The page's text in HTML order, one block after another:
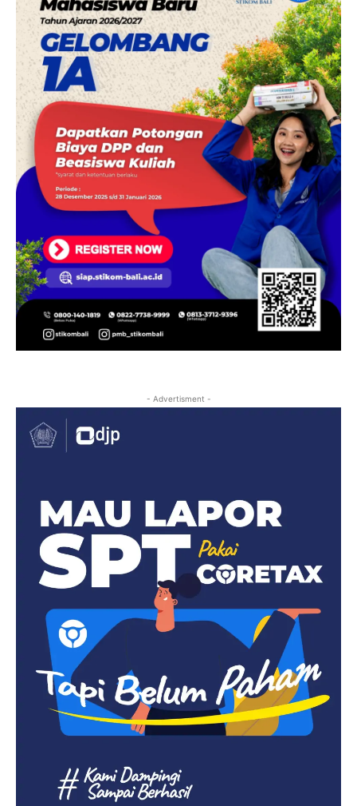
- Advertisment -